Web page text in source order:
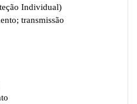
Individual)
transmissão